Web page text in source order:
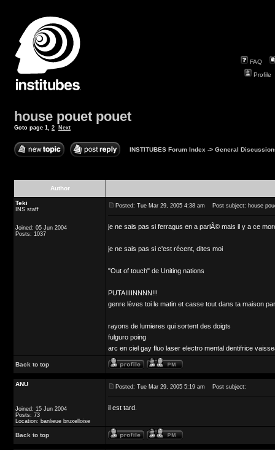
FAQ
Profile
house pouet pouet
Goto page 1, 2 Next
INSTITUBES Forum Index -> General
Author
Teki
INS staff
Joined: 05 Jun 2004
Posts: 1037
Posted: Tue Mar 29, 2005 4:38 am Post subject: house
je ne sais pas si ferragus en a parlÃ© mais il y a ce
je ne sais pas si c'est récent, dites moi
"Out of touch" de Uniting nations
PUTAIIIINNNN!!!
genre lèves toi le matin et casse tout dans ta maison
rayons de lumieres qui sortent des doigts
fulguro poing
arc en ciel gay fluo laser electro mental dentifrice
Back to top
ANU
Joined: 15 Jun 2004
Posts: 73
Location: banlieue bruxelloise
Posted: Tue Mar 29, 2005 5:19 am Post subject:
il est tard.
Back to top